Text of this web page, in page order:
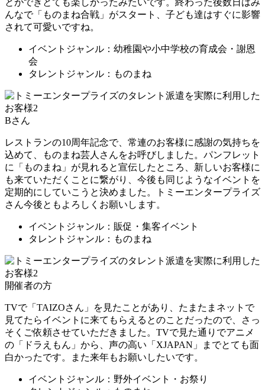
んなで「ものまね合戦」がスタート、子ども達はすぐに影響
されて可愛いですね。
イベントジャンル：幼稚園や小中学校の育成会・謝恩
会
タレントジャンル：ものまね
Bさん
レストランの10周年記念で、常連のお客様に感謝の気持ちを
込めて、ものまね芸人さんをお呼びしました。パンフレット
に「ものまね」が見れると宣伝したところ、新しいお客様に
も来ていただくことに繋がり、今後も同じようなイベントを
定期的にしていこうと決めました。トミーエンタープライズ
さん今後ともよろしくお願いします。
イベントジャンル：販促・集客イベント
タレントジャンル：ものまね
開催者の方
TVで「TAIZOさん」を見たことがあり、たまたまネットで
見てたらイベントに来てもらえるとのことだったので、さっ
そくご依頼させていただきました。TVで見た通りでアニメ
の「ドラえもん」から、声の高い「XJAPAN」までとても面
白かったです。また来年もお願いしたいです。
イベントジャンル：野外イベント・お祭り